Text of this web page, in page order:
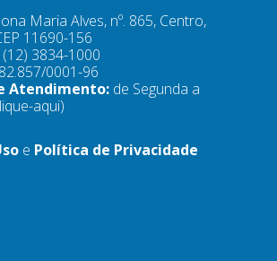
Maria Alves, nº. 865, Centro,
11690-156
(12) 3834-1000
0001-96
Atendimento: de Segunda a
aqui)
e Política de Privacidade